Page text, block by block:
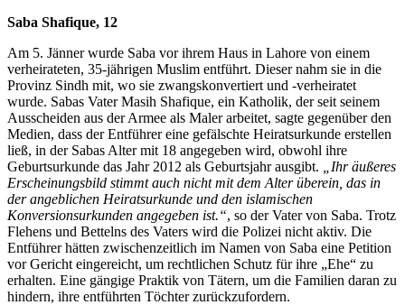
Saba Shafique, 12
Am 5. Jänner wurde Saba vor ihrem Haus in Lahore von einem
verheirateten, 35-jährigen Muslim entführt. Dieser nahm sie in die
Provinz Sindh mit, wo sie zwangskonvertiert und -verheiratet
wurde. Sabas Vater Masih Shafique, ein Katholik, der seit seinem
Ausscheiden aus der Armee als Maler arbeitet, sagte gegenüber den
Medien, dass der Entführer eine gefälschte Heiratsurkunde erstellen
ließ, in der Sabas Alter mit 18 angegeben wird, obwohl ihre
Geburtsurkunde das Jahr 2012 als Geburtsjahr ausgibt.
„Ihr äußeres
Erscheinungsbild stimmt auch nicht mit dem Alter überein, das in
der angeblichen Heiratsurkunde und den islamischen
Konversionsurkunden angegeben ist.“, so der Vater von Saba. Trotz
Flehens und Bettelns des Vaters wird die Polizei nicht aktiv. Die
Entführer hätten zwischenzeitlich im Namen von Saba eine Petition
vor Gericht eingereicht, um rechtlichen Schutz für ihre „Ehe“ zu
erhalten. Eine gängige Praktik von Tätern, um die Familien daran zu
hindern, ihre entführten Töchter zurückzufordern.